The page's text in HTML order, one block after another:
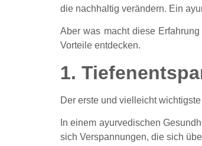
die nachhaltig verändern. Ein
Aber was macht diese
Vorteile entdecken.
1.
Der erste und vielleicht
In einem ayurvedischen
sich Verspannungen, die sich